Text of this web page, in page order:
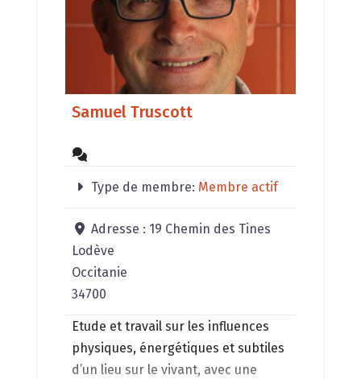
Samuel Truscott
Type de membre: Membre actif
Adresse : 19 Chemin des Tines
Lodève
Occitanie
34700
Etude et travail sur les influences
physiques, énergétiques et subtiles
d’un lieu sur le vivant, avec une